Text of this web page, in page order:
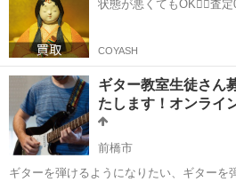
過去がある.....
状態が悪くてもOK🙆‍♀️査定
COYASH
ギター教室生徒さん
たします！オンライ
前橋市
ギターを弾けるようになりたい、ギターを